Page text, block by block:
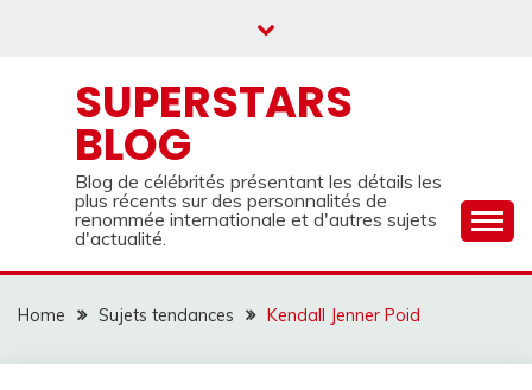
SUPERSTARS
BLOG
Blog de célébrités présentant les détails les
plus récents sur des personnalités de
renommée internationale et d'autres sujets
d'actualité.
Home Sujets tendances Kendall Jenner Poid